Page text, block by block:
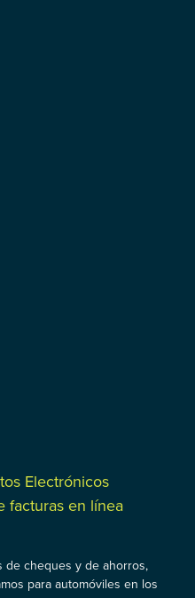
Electrónicos
facturas en línea
de cheques y de ahorros,
para automóviles en los